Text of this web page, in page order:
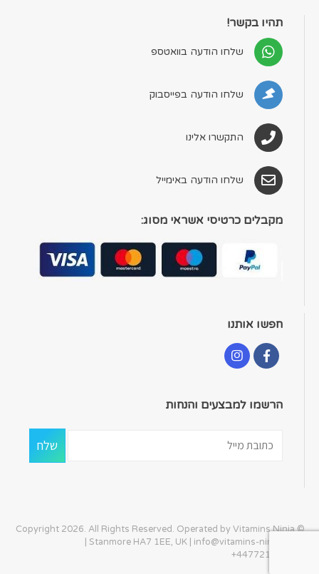
תהיו בקשר!
שלחו הודעה בוואטספ
שלחו הודעה בפייסבוק
התקשרו אלינו
שלחו הודעה באימייל
מקבלים כרטיסי אשראי מסוג:
חפשו אותנו
הרשמו למבצעים והנחות
© Copyright 2026. All Rights Reserved. Operated by Vitamins Ninja
| Stanmore HA7 1EE, UK | info@vitamins-ninja.com
+447721405586